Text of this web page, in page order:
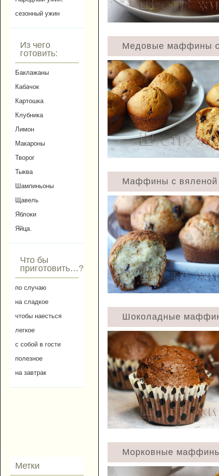
сезонный ужин
Из чего
готовить:
Баклажаны
Кабачок
Картошка
Клубника
Лимон
Макароны
Творог
Тыква
Шампиньоны
Щавель
Яблоки
Яйца.
Что бы
приготовить…?
по случаю
на сладкое
чтобы наесться
легкое
с собой в гости
полезное
на завтрак
Метки
Медовые маффины с
Маффины с вяленой
Шоколадные
Морковные